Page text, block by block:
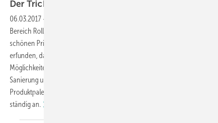
Der Trick liegt im
06.03.2017 -
Bereich Rollladenkasten und der Wandlung von Aschenputtel zur
schönen Prinzessin berichtet. Und falls man denkt es ist schon alles
erfunden, dann kann man schnell irren. Die Hersteller haben die
Möglichkeiten erkannt, die der Rollladenkasten bei Renovierung,
Sanierung und auch beim Neubau bietet und passen ihre
Produktpaletten durch Verbesserungen oder Neuentwicklungen
ständig an.